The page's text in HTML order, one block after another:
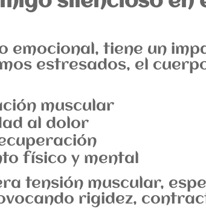
emocional, tiene un
estresados, el
muscular
al dolor
físico y mental
tensión muscular,
rigidez,